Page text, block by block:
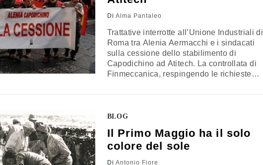
Di Alma Pantaleo
Trattative interrotte all’Unione Industriali di
Roma tra Alenia Aermacchi e i sindacati
sulla cessione dello stabilimento di
Capodichino ad Atitech. La controllata di
Finmeccanica, respingendo le richieste
decisione che ha spinto i sindacati a
stabilimenti campani…
BLOG
Il Primo Maggio ha il solo
colore del sole
Di Antonio Fiore